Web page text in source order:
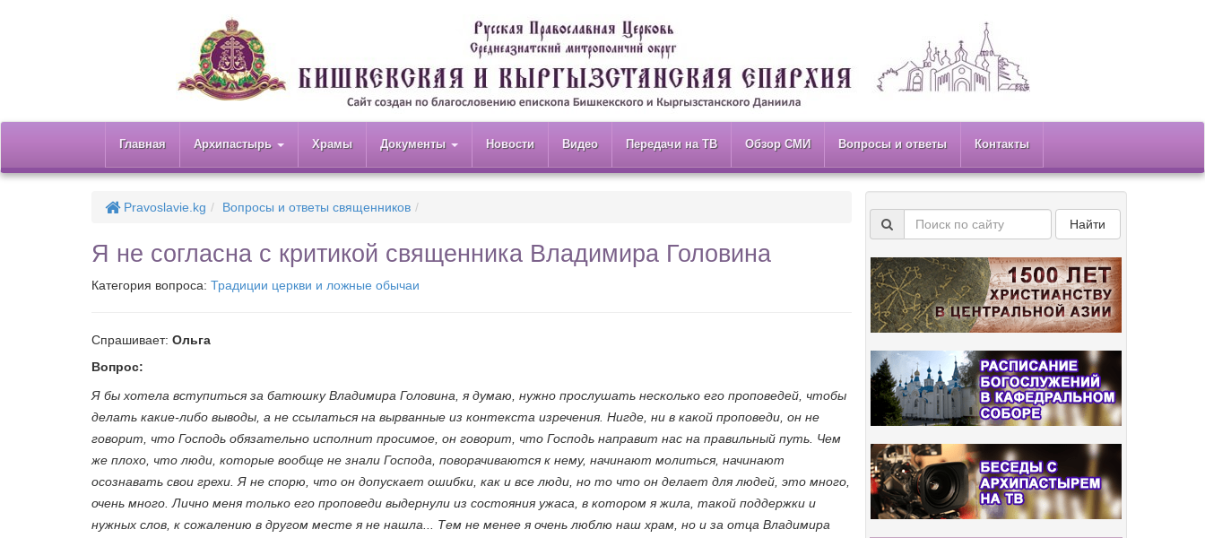
Главная Архипастырь Храмы Документы Новости Видео Передачи на ТВ Обзор СМИ Вопросы и ответы Контакты
Pravoslavie.kg Вопросы и ответы священников
Я не согласна с критикой священника Владимира Головина
Категория вопроса: Традиции церкви и ложные обычаи
Спрашивает: Ольга
Вопрос:
Я бы хотела вступиться за батюшку Владимира Головина, я думаю, нужно прослушать несколько его проповедей, чтобы
делать какие-либо выводы, а не ссылаться на вырванные из контекста изречения. Нигде, ни в какой проповеди, он не
говорит, что Господь обязательно исполнит просимое, он говорит, что Господь направит нас на правильный путь. Чем
же плохо, что люди, которые вообще не знали Господа, поворачиваются к нему, начинают молиться, начинают
осознавать свои грехи. Я не спорю, что он допускает ошибки, как и все люди, но то что он делает для людей, это много,
очень много. Лично меня только его проповеди выдернули из состояния ужаса, в котором я жила, такой поддержки и
нужных слов, к сожалению в другом месте я не нашла... Тем не менее я очень люблю наш храм, но и за отца Владимира
Найти